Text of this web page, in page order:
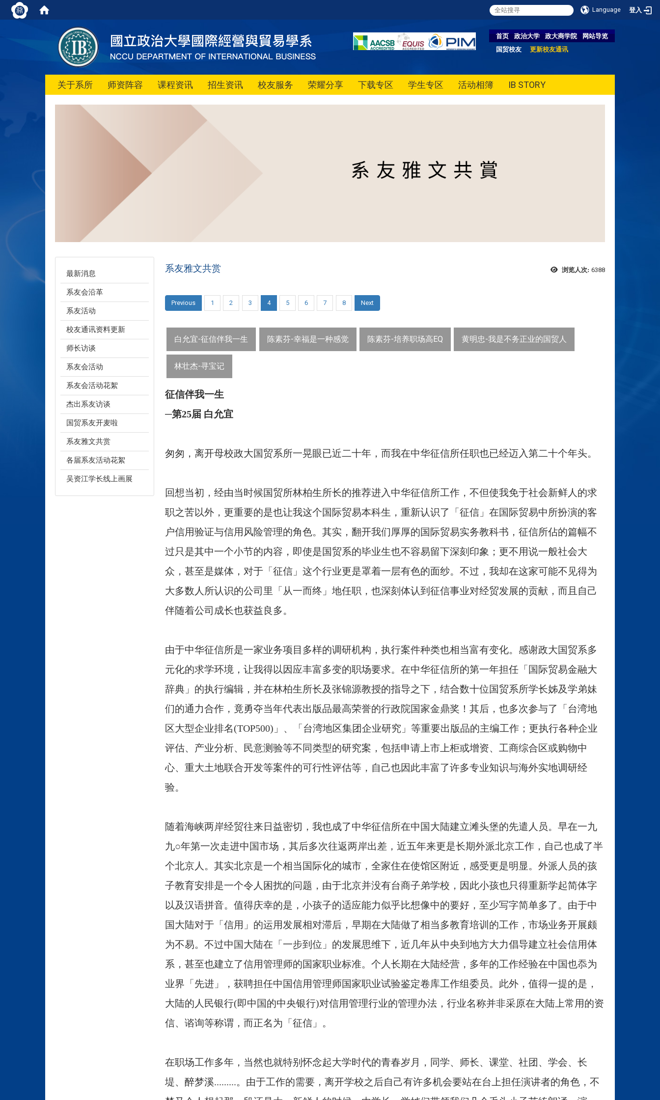
Language 登入
首页 政治大学 政大商学院
网站导览
国贸校友
更新校友通讯
关于系所 师资阵容 课程资讯 招生资讯 校友服务 荣耀分享 下载专区 学生专区 活动相簿 IB STORY
最新消息
系友会沿革
系友活动
校友通讯资料更新
师长访谈
系友会活动
系友会活动花絮
杰出系友访谈
国贸系友开麦啦
系友雅文共赏
各届系友活动花絮
吴资江学长线上画展
浏览人次: 6388
系友雅文共赏
Previous 1 2 3 4 5 6 7 8 Next
白允宜-征信伴我一生 陈素芬-幸福是一种感觉 陈素芬-培养职场高EQ 黄明忠-我是不务正业的国贸人
林壮杰-寻宝记
征信伴我一生
─第25届 白允宜
匆匆，离开母校政大国贸系所一晃眼已近二十年，而我在中华征信所任职也已经迈入第二十个年头。
回想当初，经由当时候国贸所林柏生所长的推荐进入中华征信所工作，不但使我免于社会新鲜人的求
职之苦以外，更重要的是也让我这个国际贸易本科生，重新认识了「征信」在国际贸易中所扮演的客
户信用验证与信用风险管理的角色。其实，翻开我们厚厚的国际贸易实务教科书，征信所佔的篇幅不
过只是其中一个小节的内容，即使是国贸系的毕业生也不容易留下深刻印象；更不用说一般社会大
众，甚至是媒体，对于「征信」这个行业更是罩着一层有色的面纱。不过，我却在这家可能不见得为
大多数人所认识的公司里「从一而终」地任职，也深刻体认到征信事业对经贸发展的贡献，而且自己
伴随着公司成长也获益良多。
由于中华征信所是一家业务项目多样的调研机构，执行案件种类也相当富有变化。感谢政大国贸系多
元化的求学环境，让我得以因应丰富多变的职场要求。在中华征信所的第一年担任「国际贸易金融大
辞典」的执行编辑，并在林柏生所长及张锦源教授的指导之下，结合数十位国贸系所学长姊及学弟妹
们的通力合作，竟勇夺当年代表出版品最高荣誉的行政院国家金鼎奖！其后，也多次参与了「台湾地
区大型企业排名(TOP500)」、「台湾地区集团企业研究」等重要出版品的主编工作；更执行各种企业
评估、产业分析、民意测验等不同类型的研究案，包括申请上市上柜或增资、工商综合区或购物中
心、重大土地联合开发等案件的可行性评估等，自己也因此丰富了许多专业知识与海外实地调研经
验。
随着海峡两岸经贸往来日益密切，我也成了中华征信所在中国大陆建立滩头堡的先遣人员。早在一九
九○年第一次走进中国市场，其后多次往返两岸出差，近五年来更是长期外派北京工作，自己也成了半
个北京人。其实北京是一个相当国际化的城市，全家住在使馆区附近，感受更是明显。外派人员的孩
子教育安排是一个令人困扰的问题，由于北京并没有台商子弟学校，因此小孩也只得重新学起简体字
以及汉语拼音。值得庆幸的是，小孩子的适应能力似乎比想像中的要好，至少写字简单多了。由于中
国大陆对于「信用」的运用发展相对滞后，早期在大陆做了相当多教育培训的工作，市场业务开展颇
为不易。不过中国大陆在「一步到位」的发展思维下，近几年从中央到地方大力倡导建立社会信用体
系，甚至也建立了信用管理师的国家职业标准。个人长期在大陆经营，多年的工作经验在中国也忝为
业界「先进」，获聘担任中国信用管理师国家职业试验鉴定卷库工作组委员。此外，值得一提的是，
大陆的人民银行(即中国的中央银行)对信用管理行业的管理办法，行业名称并非采原在大陆上常用的资
信、谘询等称谓，而正名为「征信」。
在职场工作多年，当然也就特别怀念起大学时代的青春岁月，同学、师长、课堂、社团、学会、长
堤、醉梦溪.........。由于工作的需要，离开学校之后自己有许多机会要站在台上担任演讲者的角色，不